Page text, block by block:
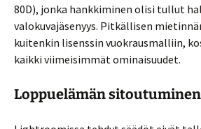
80D), jonka hankkiminen olisi tullut
valokuvajäsenyys. Pitkällisen
kuitenkin lisenssin vuokrausmalliin,
kaikki viimeisimmät ominaisuudet.
Loppuelämän sitoutuminen